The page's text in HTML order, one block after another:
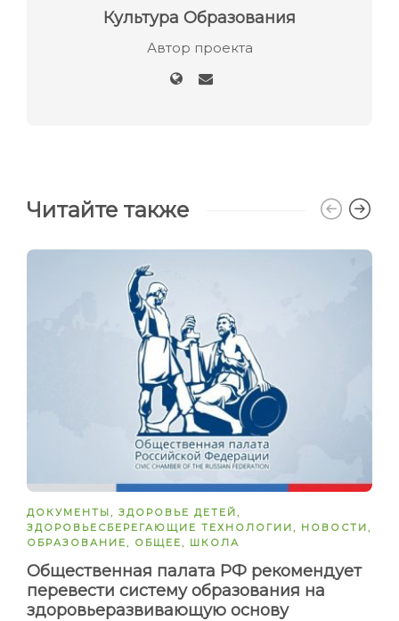
Культура Образования
Автор проекта
Читайте также
ДОКУМЕНТЫ, ЗДОРОВЬЕ ДЕТЕЙ,
ЗДОРОВЬЕСБЕРЕГАЮЩИЕ ТЕХНОЛОГИИ, НОВОСТИ,
ОБРАЗОВАНИЕ, ОБЩЕЕ, ШКОЛА
Общественная палата РФ рекомендует
перевести систему образования на
здоровьеразвивающую основу